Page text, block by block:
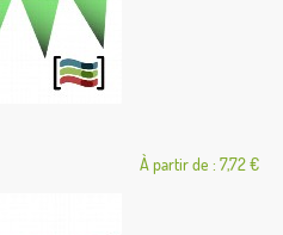
À partir de : 7,72 €